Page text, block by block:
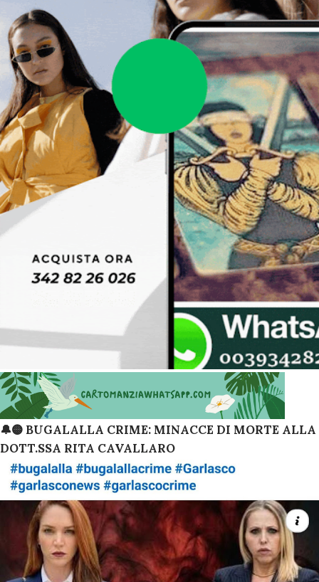
🔔🟡 BUGALALLA CRIME: MINACCE DI MORTE ALLA
DOTT.SSA RITA CAVALLARO